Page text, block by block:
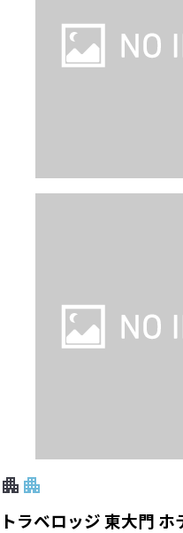
トラベロッジ 東大門 ホ